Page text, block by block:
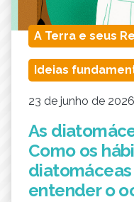
A Terra e seus
Ideias
23 de junho de 2026
As
Como os
entender o